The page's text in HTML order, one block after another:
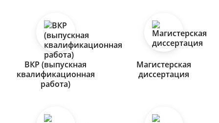
ВКР (выпускная
квалификационная
работа)
Магистерская
диссертация